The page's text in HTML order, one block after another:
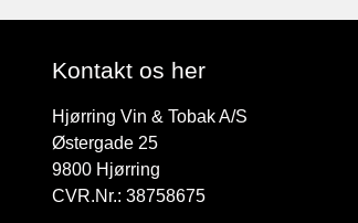
Kontakt os her
Hjørring Vin & Tobak A/S
Østergade 25
9800 Hjørring
CVR.Nr.: 38758675